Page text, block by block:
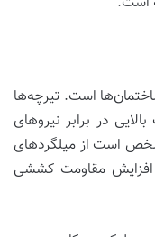
است. تیرچه‌ها
در برابر نیروهای
است از میلگردهای
افزایش مقاومت کششی